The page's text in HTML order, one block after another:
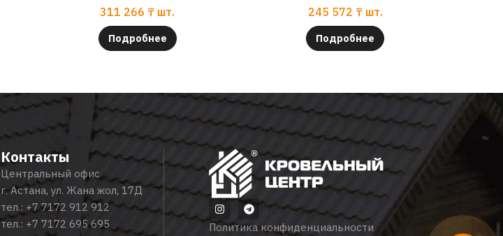
311 266 ₸ шт.
Подробнее
245 572 ₸ шт.
Подробнее
Контакты
Центральный офис
г. Астана, ул. Жана жол, 17Д
тел.: +7 7172 912 912
тел.: +7 7172 695 695
Политика конфиденциальности